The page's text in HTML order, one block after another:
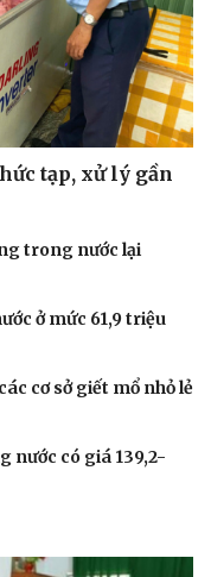
tạp, xử lý gần
trong nước lại
ở mức 61,9 triệu
cơ sở giết mổ nhỏ lẻ
nước có giá 139,2-